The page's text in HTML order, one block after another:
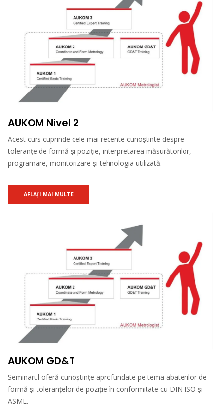
AUKOM Nivel 2
Acest curs cuprinde cele mai recente cunoștinte despre
toleranțe de formă și poziție, interpretarea măsurătorilor,
programare, monitorizare și tehnologia utilizată.
AFLAȚI MAI MULTE
AUKOM GD&T
Seminarul oferă cunoștințe aprofundate pe tema abaterilor de
formă și toleranțelor de poziție în conformitate cu DIN ISO și
ASME.